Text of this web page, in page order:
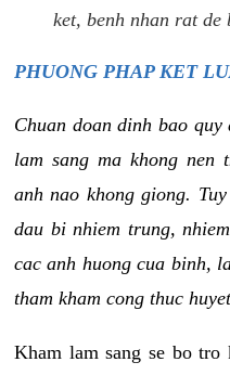
ket, benh nhan rat
PHUONG PHAP KET
Chuan doan dinh bao quy
lam sang ma khong nen
anh nao khong giong.
dau bi nhiem trung,
cac anh huong cua binh,
tham kham cong thuc
Kham lam sang se bo tro